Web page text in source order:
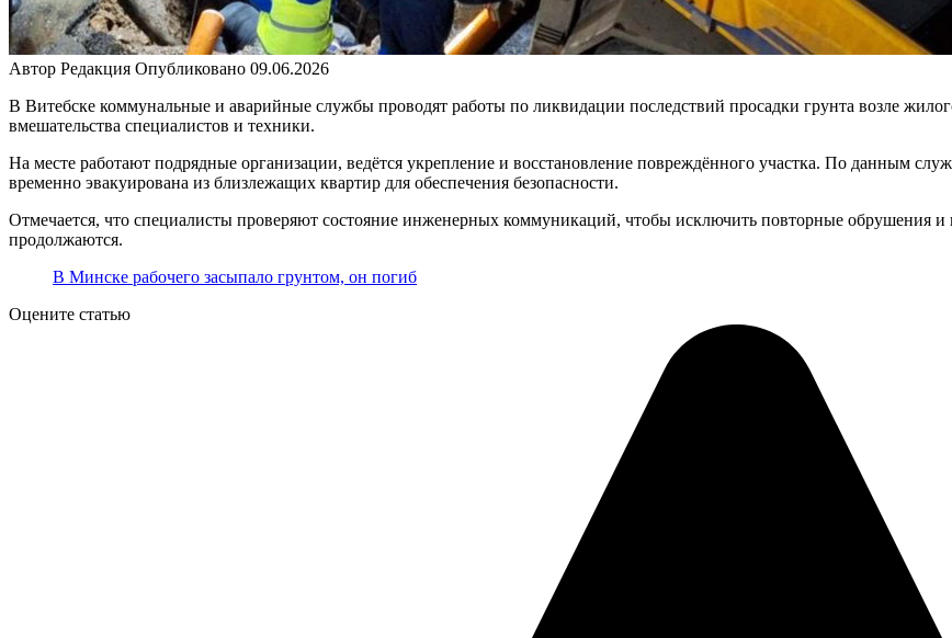
Автор Редакция Опубликовано 09.06.2026
В Витебске коммунальные и аварийные службы проводят работы по ликвидации последствий просадки грунта возле
вмешательства специалистов и техники.
На месте работают подрядные организации, ведётся укрепление и восстановление повреждённого участка. По данным
временно эвакуирована из близлежащих квартир для обеспечения безопасности.
Отмечается, что специалисты проверяют состояние инженерных коммуникаций, чтобы исключить повторные обрушения
продолжаются.
В Минске рабочего засыпало грунтом, он погиб
Оцените статью